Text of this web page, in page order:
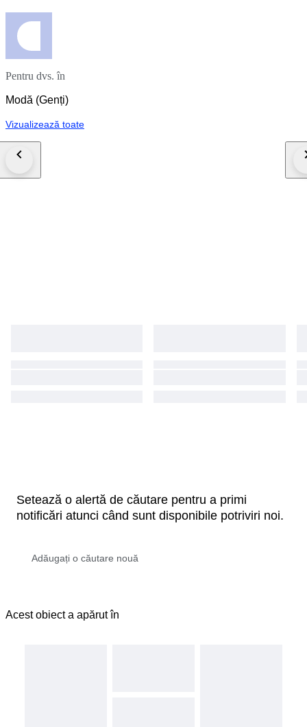
Pentru dvs. în
Modă (Genți)
Vizualizează toate
Setează o alertă de căutare pentru a primi
notificări atunci când sunt disponibile potriviri noi.
Acest obiect a apărut în